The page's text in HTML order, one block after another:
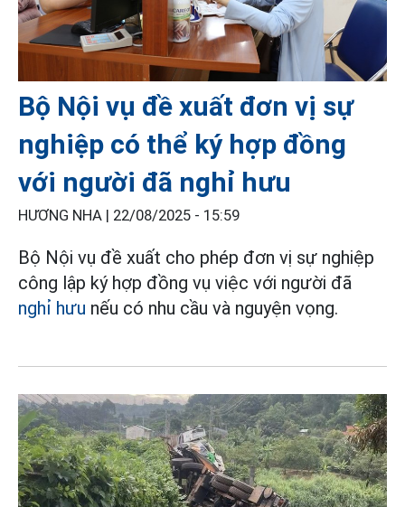
Bộ Nội vụ đề xuất đơn vị sự
nghiệp có thể ký hợp đồng
với người đã nghỉ hưu
HƯƠNG NHA | 22/08/2025 - 15:59
Bộ Nội vụ đề xuất cho phép đơn vị sự nghiệp
công lập ký hợp đồng vụ việc với người đã
nghỉ hưu nếu có nhu cầu và nguyện vọng.